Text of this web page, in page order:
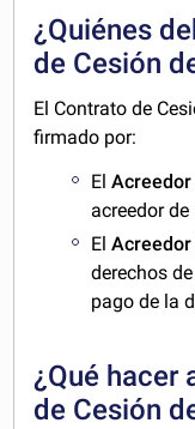
¿Quiénes
de Cesión
El Contrato de
firmado por:
ElAcreedor
acreedor
El
derechos
pago de la
¿Qué hacer
de Cesión